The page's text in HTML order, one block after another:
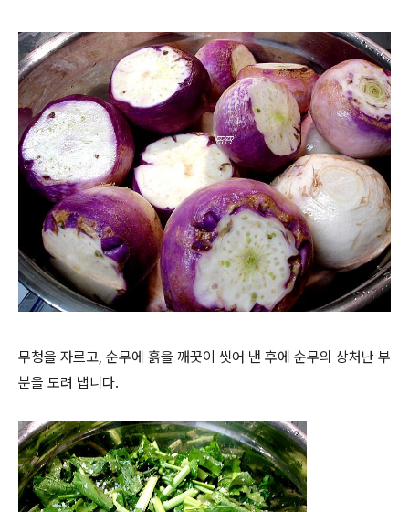
무청을 자르고, 순무에 흙을 깨끗이 씻어 낸 후에 순무의 상처난 부
분을 도려 냅니다.